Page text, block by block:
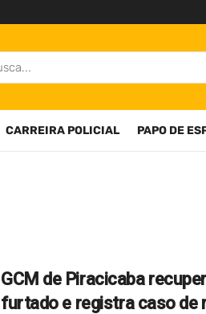
CARREIRA POLICIAL PAPO DE
GCM de Piracicaba
furtado e registra caso de